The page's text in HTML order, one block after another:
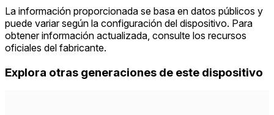
La información proporcionada se basa en datos públicos y
puede variar según la configuración del dispositivo. Para
obtener información actualizada, consulte los recursos
oficiales del fabricante.
Explora otras generaciones de este dispositivo